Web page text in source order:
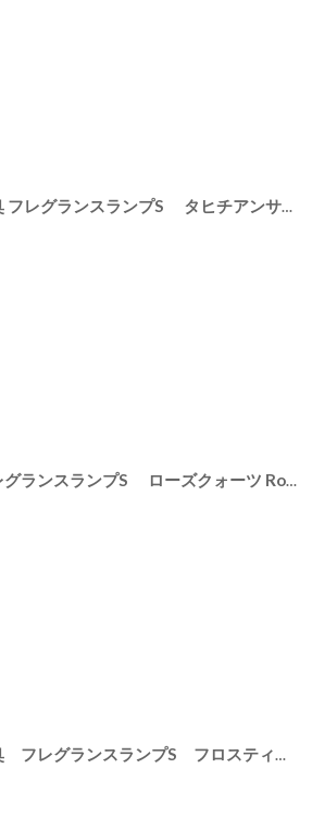
【Ashleigh & Burwood】アシュレイ＆バーウッド 消臭 フレグランスランプS タヒチアンサンセット Tahitian Sunset ハンドメイド イギリス製
【Ashleigh & Burwood】アシュレイ＆バーウッド フレグランスランプS ローズクォーツ Rose Quartz ハンドメイド イギリス製
【Ashleigh & Burwood】アシュレイ＆バーウッド 消臭 フレグランスランプS フロスティッドローズ Frosted Rose ハンドメイド イギリス製